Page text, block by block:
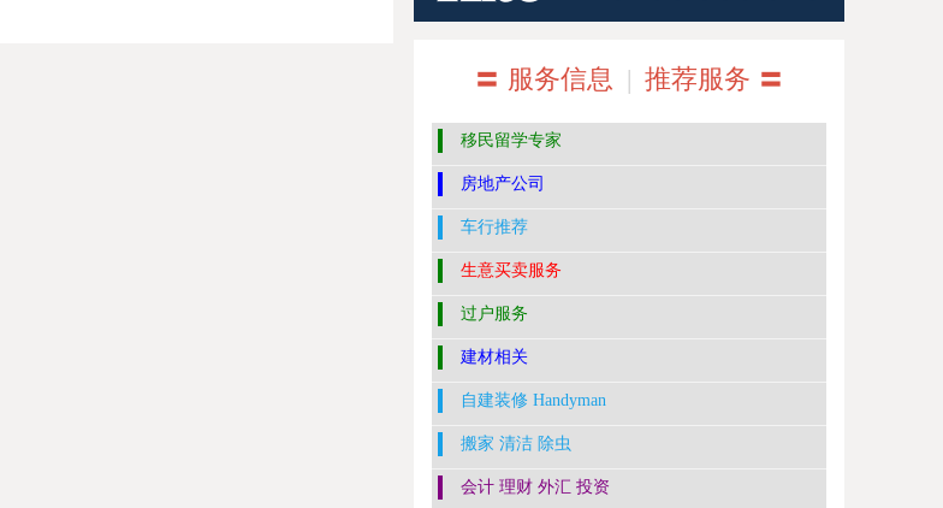
〓 服务信息 | 推荐服务 〓
移民留学专家
房地产公司
车行推荐
生意买卖服务
过户服务
建材相关
自建装修 Handyman
搬家 清洁 除虫
会计 理财 外汇 投资